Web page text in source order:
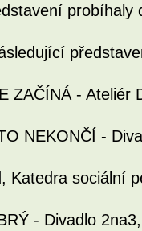
probíhaly
ZAČÍNÁ - Ateliér
NEKONČÍ -
Katedra sociální
- Divadlo